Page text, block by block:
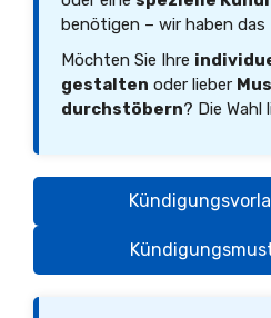
benötigen – wir haben das
Möchten Sie Ihre
gestalten oder lieber
durchstöbern? Die Wahl